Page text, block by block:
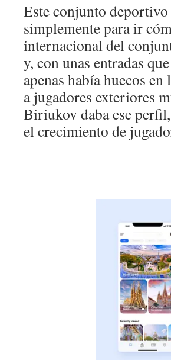
Este conjunto
simplemente para ir
internacional del
y, con unas entradas
apenas había huecos
a jugadores exteriores
Biriukov daba ese perfil,
el crecimiento de